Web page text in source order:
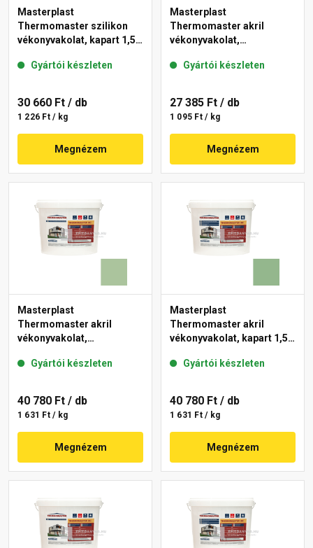
Masterplast
Thermomaster szilikon
vékonyvakolat, kapart 1,5
Gyártói készleten
30 660 Ft / db
1 226 Ft / kg
Megnézem
Masterplast
Thermomaster akril
vékonyvakolat,
45-E 25 kg
Gyártói készleten
27 385 Ft / db
1 095 Ft / kg
Megnézem
Masterplast
Thermomaster akril
vékonyvakolat,
41-C 25 kg
Gyártói készleten
40 780 Ft / db
1 631 Ft / kg
Megnézem
Masterplast
Thermomaster akril
vékonyvakolat, kapart 1,5
Gyártói készleten
40 780 Ft / db
1 631 Ft / kg
Megnézem